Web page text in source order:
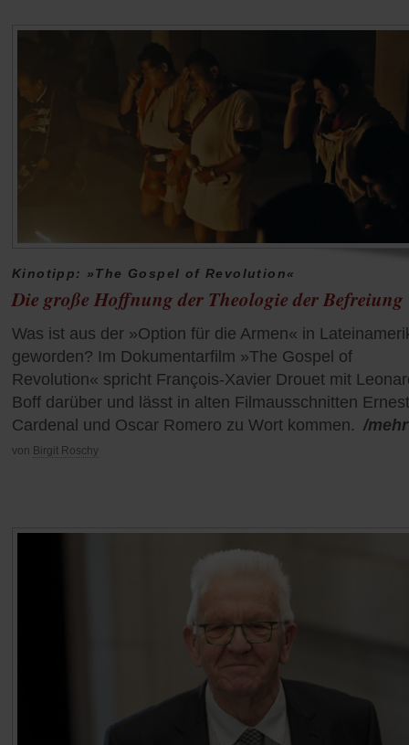
Kinotipp: »The Gospel of Revolution«
Die große Hoffnung der Theologie der Befreiung
Was ist aus der »Option für die Armen« in
geworden? Im Dokumentarfilm »The Gospel of
Revolution« spricht François-Xavier Drouet mit
Boff darüber und lässt in alten Filmausschnitten
Cardenal und Oscar Romero zu Wort kommen. /mehr
von Birgit Roschy